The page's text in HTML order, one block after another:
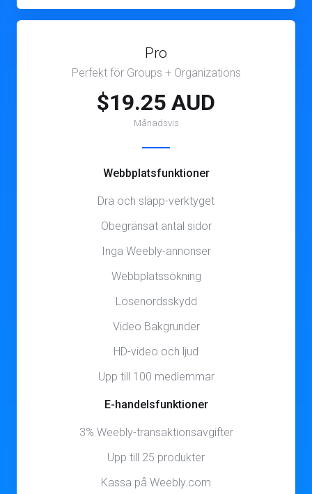
Pro
Perfekt för Groups + Organizations
$19.25 AUD
Månadsvis
Webbplatsfunktioner
Dra och släpp-verktyget
Obegränsat antal sidor
Inga Weebly-annonser
Webbplatssökning
Lösenordsskydd
Video Bakgrunder
HD-video och ljud
Upp till 100 medlemmar
E-handelsfunktioner
3% Weebly-transaktionsavgifter
Upp till 25 produkter
Kassa på Weebly.com